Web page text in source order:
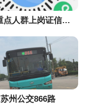
苏州重点人群上岗证信息采集小程序
苏州公交866路